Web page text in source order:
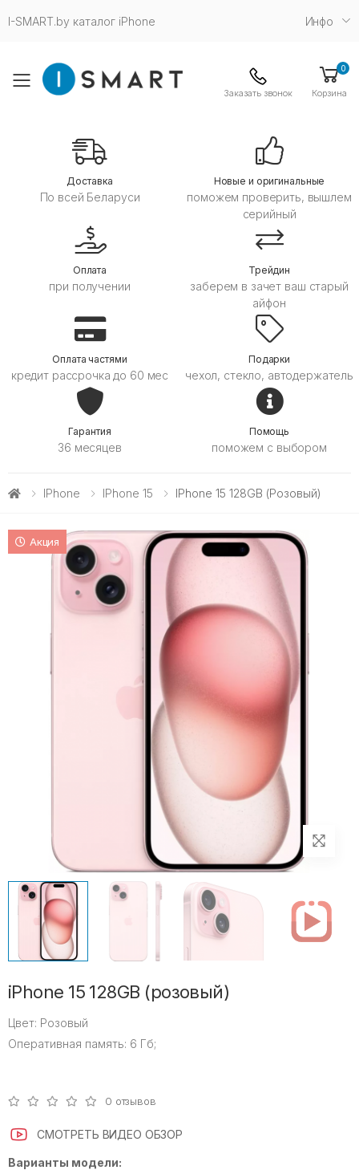
I-SMART.by каталог iPhone Инфо
Toggle mobile menuЗаказать звонок
0
Корзина
Дoставка
По всей Беларуси
Новые и оригинальные
поможем проверить, вышлем
серийный
Оплата
при получении
Трейдин
заберем в зачет ваш старый
айфон
Оплата частями
кредит рассрочка до 60 мес
Подарки
чехол, стекло, автодержатель
Гарантия
36 месяцев
Помощь
поможем с выбором
IPhone IPhone 15 IPhone 15 128GB (розовый)
Акция
iPhone 15 128GB (розовый)
Цвет: Розовый
Оперативная память: 6 Гб;
0 отзывов
СМОТРЕТЬ ВИДЕО ОБЗОР
Варианты модели: